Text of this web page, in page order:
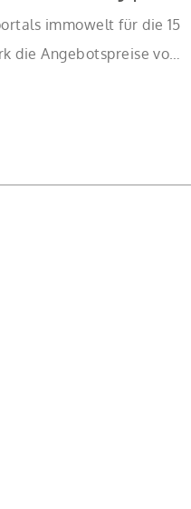
immowelt für die 15
die Angebotspreise von